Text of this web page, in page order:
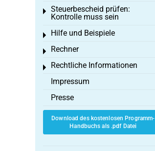
Steuerbescheid prüfen:
Kontrolle muss sein
Toggle menu
Hilfe und Beispiele
Toggle menu
Rechner
Toggle menu
Rechtliche Informationen
Toggle menu
Impressum
Presse
Download des kostenlosen Programm-
Handbuchs als .pdf Datei